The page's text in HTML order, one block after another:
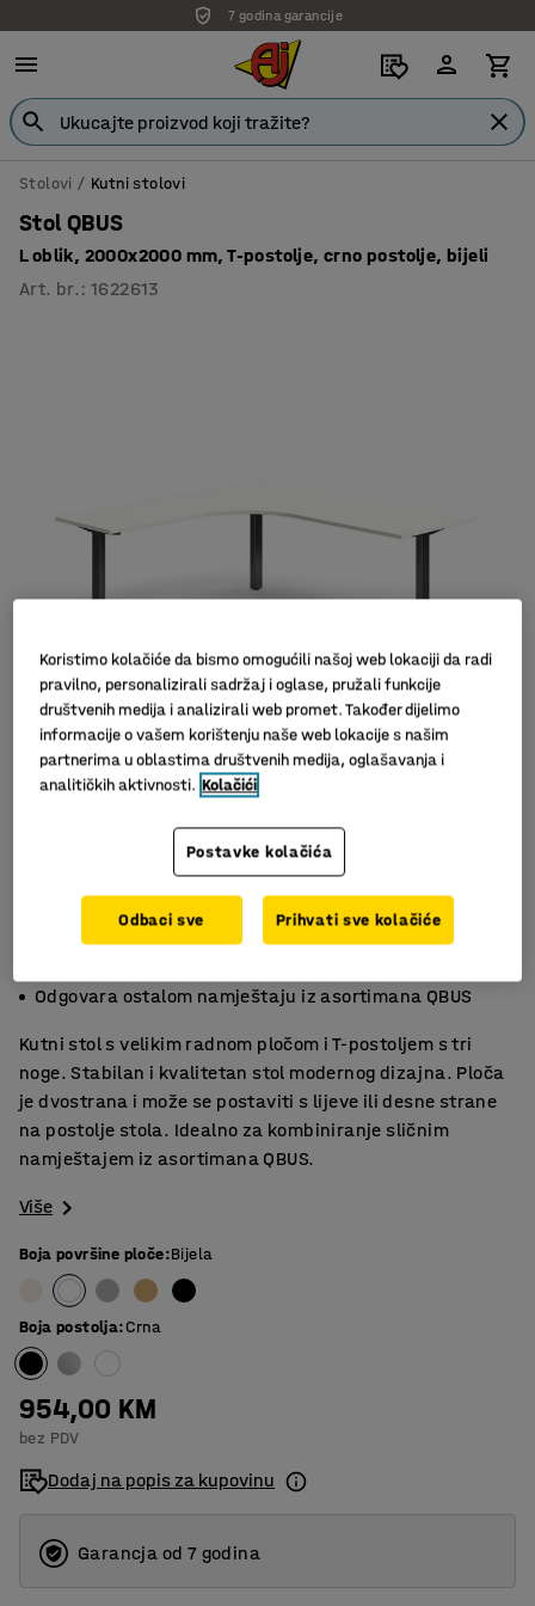
7 godina garancije
Stolovi Kutni stolovi
Stol QBUS
L oblik, 2000x2000 mm, T-postolje, crno postolje, bijeli
Art. br. :1622613
Izdržljiv laminat
Odgovara ostalom namještaju iz asortimana QBUS
Kutni stol s velikim radnom pločom i T-postoljem s tri
noge. Stabilan i kvalitetan stol modernog dizajna. Ploča
je dvostrana i može se postaviti s lijeve ili desne strane
na postolje stola. Idealno za kombiniranje sličnim
namještajem iz asortimana QBUS.
Više
Boja površine ploče:Bijela
Boja postolja:Crna
954,00 KM
bez PDV
Dodaj na popis za kupovinu
Garancja od 7 godina
Koristimo kolačiće da bismo omogućili našoj web lokaciji da radi
pravilno, personalizirali sadržaj i oglase, pružali funkcije
društvenih medija i analizirali web promet. Također dijelimo
informacije o vašem korištenju naše web lokacije s našim
partnerima u oblastima društvenih medija, oglašavanja i
analitičkih aktivnosti. Kolačići
Postavke kolačića
Odbaci sve Prihvati sve kolačiće